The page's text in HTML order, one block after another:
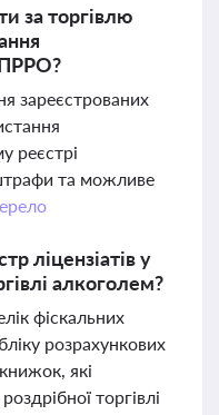
за торгівлю
зареєстрованих
реєстрі
та можливе
ліцензіатів у
алкоголем?
фіскальних
розрахункових
які
торгівлі